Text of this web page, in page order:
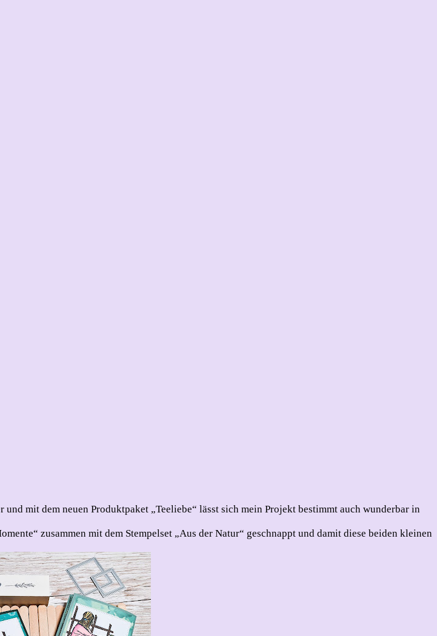
mit dem neuen Produktpaket „Teeliebe“ lässt sich mein Projekt bestimmt auch wunderbar in
zusammen mit dem Stempelset „Aus der Natur“ geschnappt und damit diese beiden kleinen